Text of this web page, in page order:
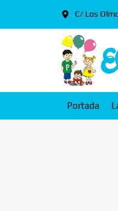
C/ Los
Portada